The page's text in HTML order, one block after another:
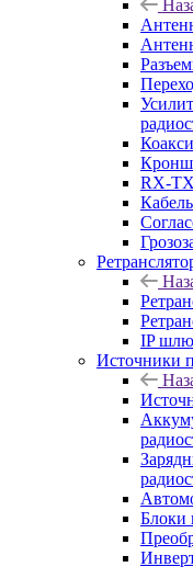
RX-
IP
Источники
Блоки